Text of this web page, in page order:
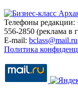
Телефоны редакции:
556-2850 (реклама в
E-mail: bclass@mail.ru
Политика